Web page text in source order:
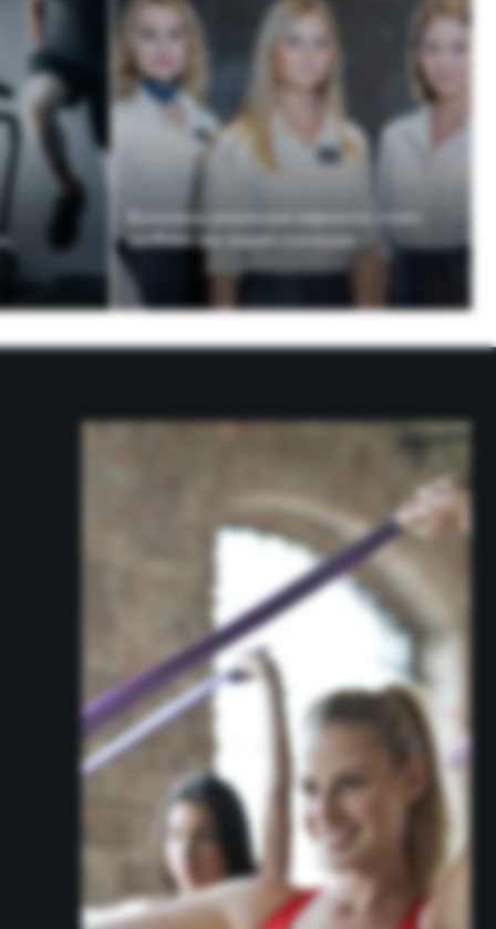
Возможны различные варианты оплат,
удобные для вашей компании.